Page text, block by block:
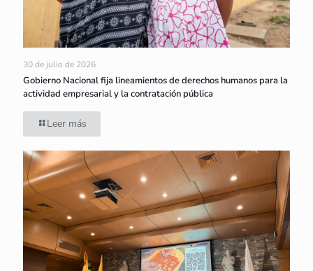
30 de julio de 2026
Gobierno Nacional fija lineamientos de derechos humanos para la
actividad empresarial y la contratación pública
Leer más